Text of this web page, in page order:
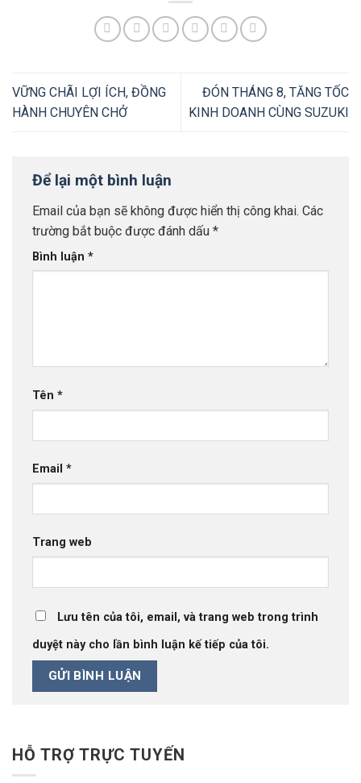
VỮNG CHÃI LỢI ÍCH, ĐỒNG
HÀNH CHUYÊN CHỞ
ĐÓN THÁNG 8, TĂNG TỐC
KINH DOANH CÙNG SUZUKI
Để lại một bình luận
Email của bạn sẽ không được hiển thị công khai. Các
trường bắt buộc được đánh dấu *
Bình luận *
Tên *
Email *
Trang web
Lưu tên của tôi, email, và trang web trong trình
duyệt này cho lần bình luận kế tiếp của tôi.
HỖ TRỢ TRỰC TUYẾN